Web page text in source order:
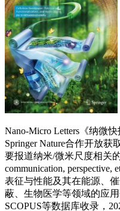
Nano-Micro Letters《纳微
Springer Nature合作开放获
要报道纳米/微米尺度相关
communication,
表征与性能及其在能源、
蔽、生物医学等领域的应用
SCOPUS等数据库收录，